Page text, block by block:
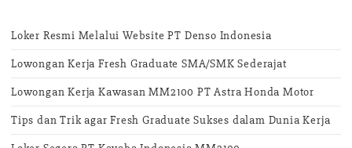
Loker Resmi Melalui Website PT Denso Indonesia
Lowongan Kerja Fresh Graduate SMA/SMK Sederajat
Lowongan Kerja Kawasan MM2100 PT Astra Honda Motor
Tips dan Trik agar Fresh Graduate Sukses dalam Dunia Kerja